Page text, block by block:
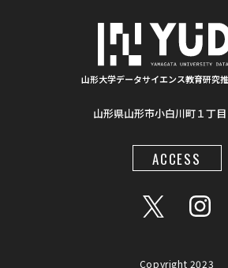
#学生支援 #清代寺
#BorealForest #放射線 #福島
#半導体検出器 #物体検出 #ソ
#肺がん診断 #気管
#AIモデル #Gemini
山形大学データサイエンス教育研究
山形県山形市小白川町１丁
ACCESS
Copyright 2023